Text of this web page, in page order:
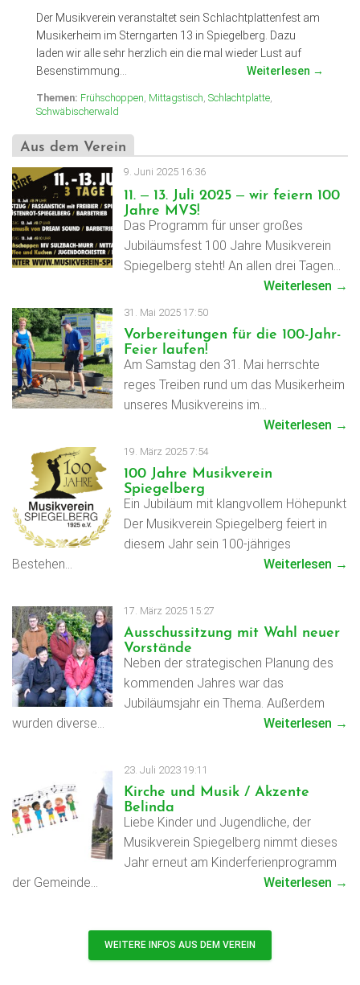
Der Musikverein veranstaltet sein Schlachtplattenfest am
Musikerheim im Sterngarten 13 in Spiegelberg. Dazu
laden wir alle sehr herzlich ein die mal wieder Lust auf
Besenstimmung...
Weiterlesen
Themen: Frühschoppen Mittagstisch Schlachtplatte
Schwäbischerwald
Aus dem Verein
9. Juni 2025 16:36
11. – 13. Juli 2025 – wir feiern 100
Jahre MVS!
Das Programm für unser großes
Jubiläumsfest 100 Jahre Musikverein
Spiegelberg steht! An allen drei Tagen…
Weiterlesen →
31. Mai 2025 17:50
Vorbereitungen für die 100-Jahr-
Feier laufen!
Am Samstag den 31. Mai herrschte
reges Treiben rund um das Musikerheim
unseres Musikvereins im…
Weiterlesen →
19. März 2025 7:54
100 Jahre Musikverein
Spiegelberg
Ein Jubiläum mit klangvollem Höhepunkt
Der Musikverein Spiegelberg feiert in
diesem Jahr sein 100-jähriges
Bestehen…
Weiterlesen →
17. März 2025 15:27
Ausschussitzung mit Wahl neuer
Vorstände
Neben der strategischen Planung des
kommenden Jahres war das
Jubiläumsjahr ein Thema. Außerdem
wurden diverse…
Weiterlesen →
23. Juli 2023 19:11
Kirche und Musik / Akzente
Belinda
Liebe Kinder und Jugendliche, der
Musikverein Spiegelberg nimmt dieses
Jahr erneut am Kinderferienprogramm
der Gemeinde…
Weiterlesen →
WEITERE INFOS AUS DEM VEREIN